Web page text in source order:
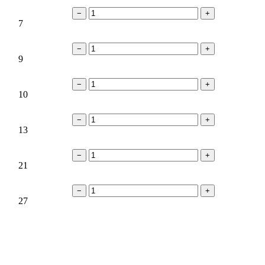
7
− +
9
− +
10
− +
13
− +
21
− +
27
− +